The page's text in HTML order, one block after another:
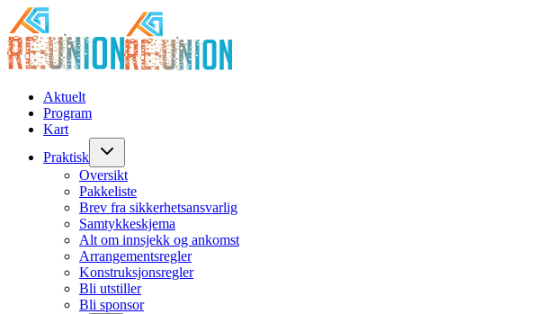
Aktuelt
Program
Kart
Praktisk
Oversikt
Pakkeliste
Brev fra sikkerhetsansvarlig
Samtykkeskjema
Alt om innsjekk og ankomst
Arrangementsregler
Konstruksjonsregler
Bli utstiller
Bli sponsor